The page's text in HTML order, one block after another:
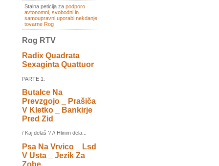
Stalna peticija za podporo
avtonomni, svobodni in
samoupravni uporabi nekdanje
tovarne Rog
Rog RTV
Radix Quadrata
Sexaginta Quattuor
PARTE 1:
Butalce Na
Prevzgojo _ Prašiča
V Kletko _ Bankirje
Pred Zid
/ Kaj delaš ? // Hlinim dela...
Psa Na Vrvico _ Lsd
V Usta _ Jezik Za
Zobe